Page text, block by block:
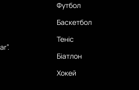
Футбол
Баскетбол
Теніс
Біатлон
Хокей